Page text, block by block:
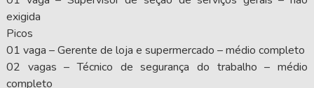
exigida
Picos
01 vaga – Gerente de loja e supermercado – médio completo
02 vagas – Técnico de segurança do trabalho – médio
completo